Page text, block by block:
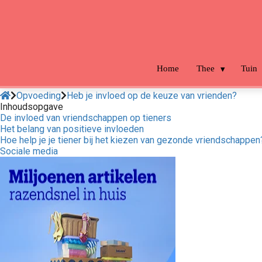
Home Thee Tuin
Opvoeding Heb je invloed op de keuze van vrienden?
Inhoudsopgave
De invloed van vriendschappen op tieners
Het belang van positieve invloeden
Hoe help je je tiener bij het kiezen van gezonde
Sociale media
gebruikt
bezoekers te
Hierdoor
website-
tonen
op het